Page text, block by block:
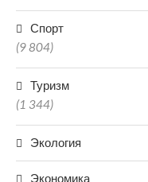
Спорт
(9 804)
Туризм
(1 344)
Экология
Экономика